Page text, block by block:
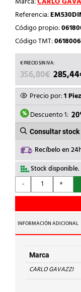
Referencia:
Código propio:
Código TMT:
356,80€ EL
ERA:
285,44
Precio por:1
Descuento 1:
Consultar
Recíbelo en
Stock disponible.
-
CARLO
GAVAZZI
MEDIDOR
DE
ENERGÍA
TRIFÁSICO
CT
5A
RS485
+
INFORMACIÓN ADICIONAL
Marca
CARLO GAVAZZI